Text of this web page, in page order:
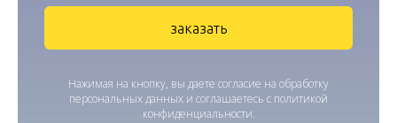
заказать
Нажимая на кнопку, вы даете согласие на обработку
персональных данных и соглашаетесь c политикой
конфиденциальности.